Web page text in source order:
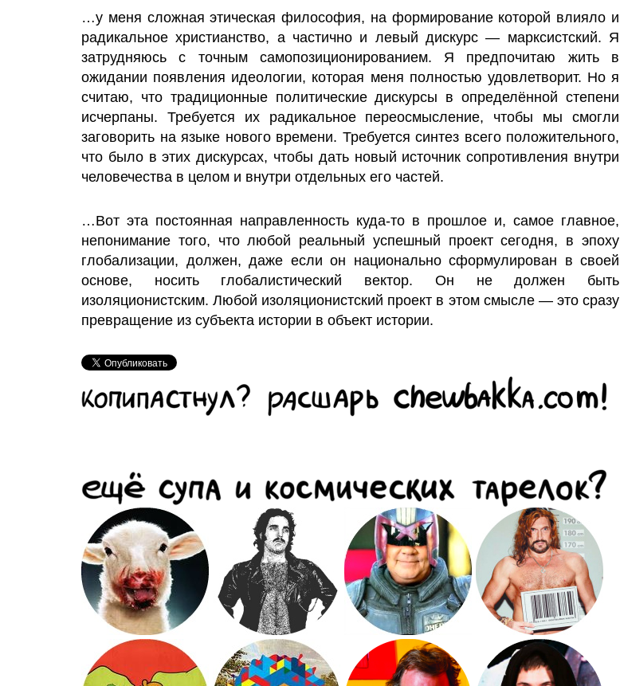
…у меня сложная этическая философия, на формирование которой влияло и
радикальное христианство, а частично и левый дискурс — марксистский. Я
затрудняюсь с точным самопозиционированием. Я предпочитаю жить в
ожидании появления идеологии, которая меня полностью удовлетворит. Но я
считаю, что традиционные политические дискурсы в определённой степени
исчерпаны. Требуется их радикальное переосмысление, чтобы мы смогли
заговорить на языке нового времени. Требуется синтез всего положительного,
что было в этих дискурсах, чтобы дать новый источник сопротивления внутри
человечества в целом и внутри отдельных его частей.
…Вот эта постоянная направленность куда-то в прошлое и, самое главное,
непонимание того, что любой реальный успешный проект сегодня, в эпоху
глобализации, должен, даже если он национально сформулирован в своей
основе, носить глобалистический вектор. Он не должен быть
изоляционистским. Любой изоляционистский проект в этом смысле — это сразу
превращение из субъекта истории в объект истории.